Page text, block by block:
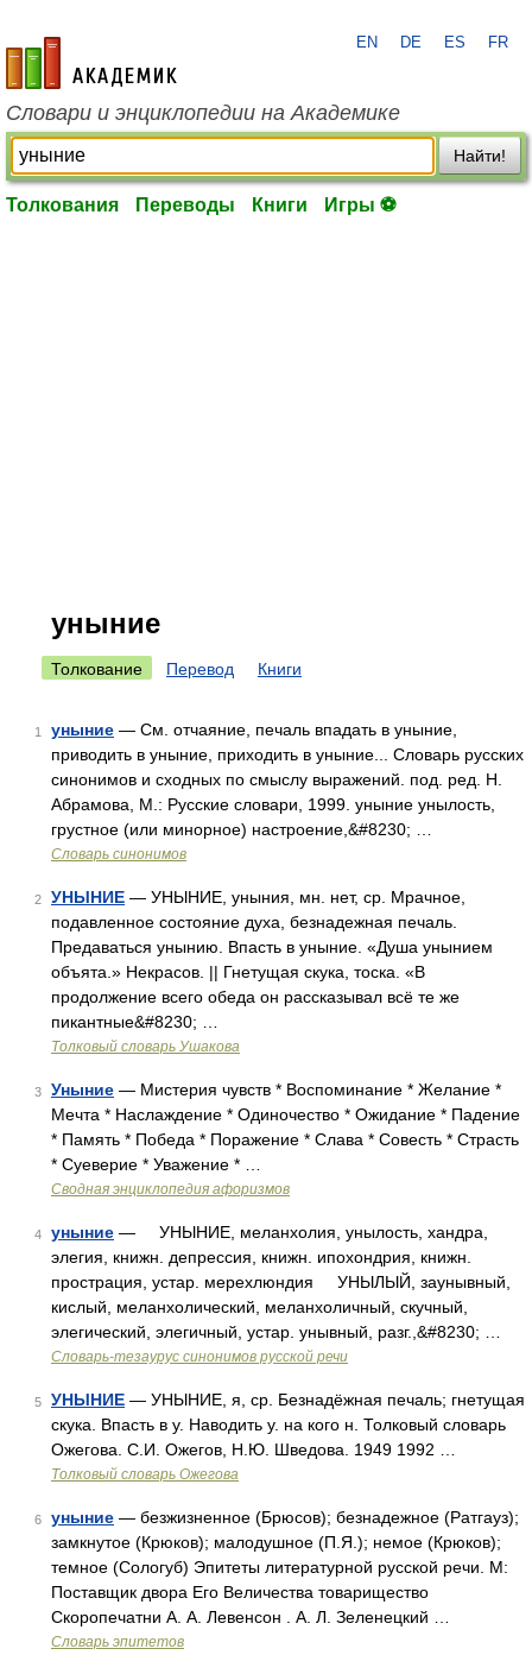
academic.ru
EN DE ES FR
Словари и энциклопедии на Академике
Найти!
Толкования Переводы Книги Игры ⚽
уныние
Толкование Перевод Книги
1 уныние — См. отчаяние, печаль впадать в уныние,
приводить в уныние, приходить в уныние... Словарь русских
синонимов и сходных по смыслу выражений. под. ред. Н.
Абрамова, М.: Русские словари, 1999. уныние унылость,
грустное (или минорное) настроение,&#8230; …
Словарь синонимов
2 УНЫНИЕ — УНЫНИЕ, уныния, мн. нет, ср. Мрачное,
подавленное состояние духа, безнадежная печаль.
Предаваться унынию. Впасть в уныние. «Душа унынием
объята.» Некрасов. || Гнетущая скука, тоска. «В
продолжение всего обеда он рассказывал всё те же
пикантные&#8230; …
Толковый словарь Ушакова
3 Уныние — Мистерия чувств * Воспоминание * Желание *
Мечта * Наслаждение * Одиночество * Ожидание * Падение
* Память * Победа * Поражение * Слава * Совесть * Страсть
* Суеверие * Уважение * …
Сводная энциклопедия афоризмов
4 уныние — УНЫНИЕ, меланхолия, унылость, хандра,
элегия, книжн. депрессия, книжн. ипохондрия, книжн.
прострация, устар. мерехлюндия УНЫЛЫЙ, заунывный,
кислый, меланхолический, меланхоличный, скучный,
элегический, элегичный, устар. унывный, разг.,&#8230; …
Словарь-тезаурус синонимов русской речи
5 УНЫНИЕ — УНЫНИЕ, я, ср. Безнадёжная печаль; гнетущая
скука. Впасть в у. Наводить у. на кого н. Толковый словарь
Ожегова. С.И. Ожегов, Н.Ю. Шведова. 1949 1992 …
Толковый словарь Ожегова
6 уныние — безжизненное (Брюсов); безнадежное (Ратгауз);
замкнутое (Крюков); малодушное (П.Я.); немое (Крюков);
темное (Сологуб) Эпитеты литературной русской речи. М:
Поставщик двора Его Величества товарищество
Скоропечатни А. А. Левенсон . А. Л. Зеленецкий …
Словарь эпитетов